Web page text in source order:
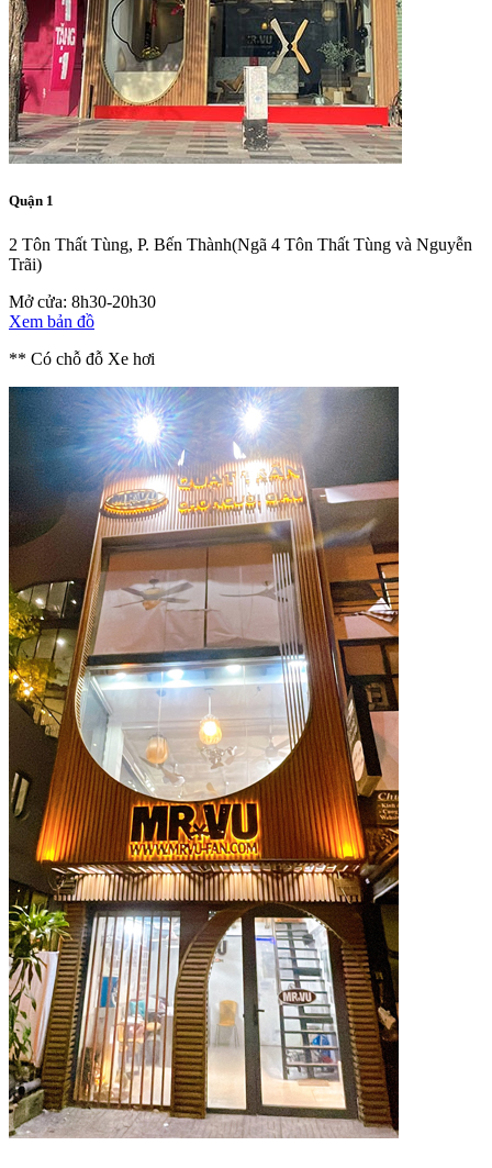
Quận 1
2 Tôn Thất Tùng, P. Bến Thành(Ngã 4 Tôn Thất Tùng và Nguyễn
Trãi)
Mở cửa: 8h30-20h30
Xem bản đồ
** Có chỗ đỗ Xe hơi